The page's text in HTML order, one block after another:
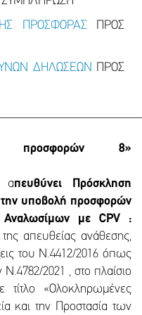
ΠΡΟΣΦΟΡΑΣΠΡΟΣ
ΔΗΛΩΣΕΩΝ ΠΡΟΣ
προσφορών 8»
απευθύνει Πρόσκληση
την υποβολή προσφορών
Αναλωσίμων με CPV :
της απευθείας ανάθεσης,
του Ν.4412/2016 όπως
Ν.4782/2021 , στο πλαίσιο
«Ολοκληρωμένες
και την Προστασία των